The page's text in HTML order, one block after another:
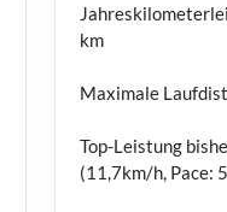
km
Maximale
Top-Leistung
(11,7km/h, Pace: